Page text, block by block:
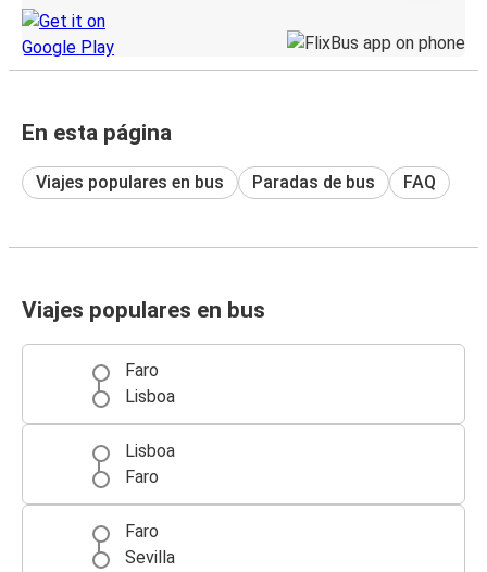
En esta página
Viajes populares en bus Paradas de bus FAQ
Viajes populares en bus
Faro
Lisboa
Lisboa
Faro
Faro
Sevilla